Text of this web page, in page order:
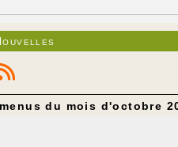
menus du mois d'octobre